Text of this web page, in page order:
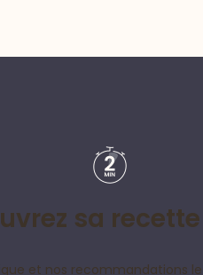
sa
et nos recommandations le